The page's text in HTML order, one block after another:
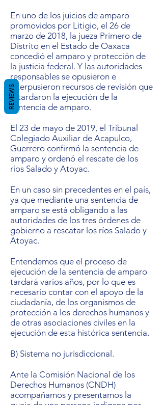
En uno de los juicios de amparo
promovidos por Litigio, el 26 de
marzo de 2018, la jueza Primero de
Distrito en el Estado de Oaxaca
concedió el amparo y protección de
la justicia federal. Y las autoridades
responsables se opusieron e
interpusieron recursos de revisión que
retardaron la ejecución de la
sentencia de amparo.
El 23 de mayo de 2019, el Tribunal
Colegiado Auxiliar de Acapulco,
Guerrero confirmó la sentencia de
amparo y ordenó el rescate de los
ríos Salado y Atoyac.
En un caso sin precedentes en el país,
ya que mediante una sentencia de
amparo se está obligando a las
autoridades de los tres órdenes de
gobierno a rescatar los ríos Salado y
Atoyac.
Entendemos que el proceso de
ejecución de la sentencia de amparo
tardará varios años, por lo que es
necesario contar con el apoyo de la
ciudadanía, de los organismos de
protección a los derechos humanos y
de otras asociaciones civiles en la
ejecución de esta histórica sentencia.
B) Sistema no jurisdiccional.
Ante la Comisión Nacional de los
Derechos Humanos (CNDH)
acompañamos y presentamos la
REVIEWS